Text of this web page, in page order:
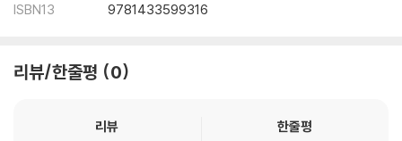
ISBN13
9781433599316
리뷰/한줄평 0
리뷰
한줄평